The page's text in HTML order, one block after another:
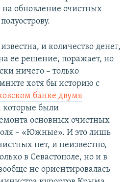
обновление очистных
и количество денег,
ее решение, поражает, но
ничего – только
хотя бы историю с
банке двумя
которые были
основных очистных
– «Южные». И это лишь
нет, и неизвестно,
в Севастополе, но и в
не ориентировалась